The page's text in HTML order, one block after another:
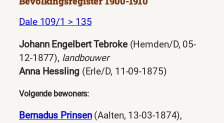
Dale 109/1 > 135
Johann Engelbert Tebroke(Hemden/D, 05-
12-1877), landbouwer
Anna Hessling(Erle/D, 11-09-1875)
Volgende bewoners:
Bernadus Prinsen(Aalten, 13-03-1874),